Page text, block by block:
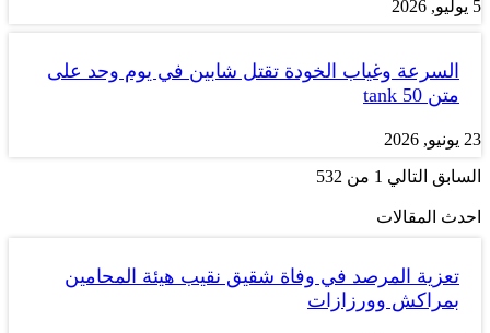
5 يوليو, 2026
السرعة وغياب الخودة تقتل شابين في يوم وحد على
متن tank 50
23 يونيو, 2026
السابق التالي 1 من 532
احدث المقالات
تعزية المرصد في وفاة شقيق نقيب هيئة المحامين
بمراكش وورزازات